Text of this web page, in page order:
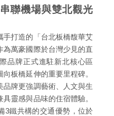
聯機場與雙北觀光
手打造的「台北板橋馥華艾
為萬豪國際於台灣少見的直
品牌正式進駐新北核心區
板橋延伸的重要里程碑。
牌更強調藝術、人文與生
靈感與品味的住宿體驗。
3鐵共構的交通優勢，位於